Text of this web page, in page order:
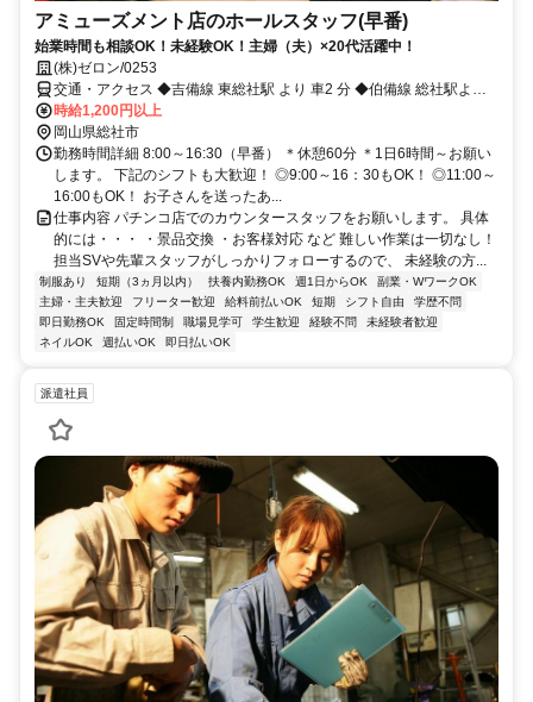
アミューズメント店のホールスタッフ(早番)
始業時間も相談OK！未経験OK！主婦（夫）×20代活躍中！
(株)ゼロン/0253
交通・アクセス ◆吉備線 東総社駅 より 車2 分 ◆伯備線 総社駅より
車で7分 ◆山陽本線 倉敷駅より車で21分
時給1,200円以上
岡山県総社市
勤務時間詳細 8:00～16:30（早番） ＊休憩60分 ＊1日6時間～お願い
します。 下記のシフトも大歓迎！ ◎9:00～16：30もOK！ ◎11:00～
16:00もOK！ お子さんを送ったあ...
仕事内容 パチンコ店でのカウンタースタッフをお願いします。 具体
的には・・・ ・景品交換 ・お客様対応 など 難しい作業は一切なし！
担当SVや先輩スタッフがしっかりフォローするので、 未経験の方...
制服あり 短期（3ヵ月以内） 扶養内勤務OK 週1日からOK
副業・WワークOK
主婦・主夫歓迎
フリーター歓迎 給料前払いOK 短期 シフト自由
学歴不問
即日勤務OK
固定時間制 職場見学可 学生歓迎 経験不問
未経験者歓迎
ネイルOK
週払いOK 即日払いOK
派遣社員